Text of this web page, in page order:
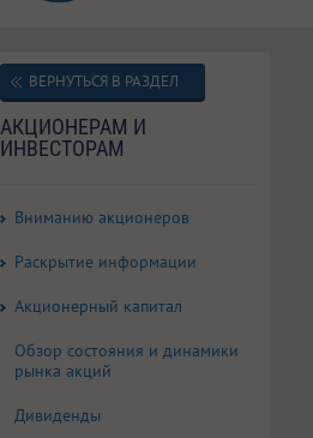
ВЕРНУТЬСЯ В РАЗДЕЛ
АКЦИОНЕРАМ И
ИНВЕСТОРАМ
Вниманию акционеров
Раскрытие информации
Акционерный капитал
Обзор состояния и динамики
рынка акций
Дивиденды